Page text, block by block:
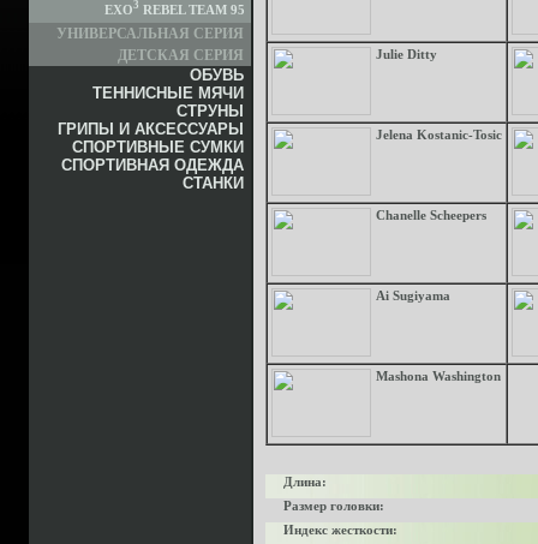
EXO3 REBEL TEAM 95
УНИВЕРСАЛЬНАЯ СЕРИЯ
ДЕТСКАЯ СЕРИЯ
ОБУВЬ
ТЕННИСНЫЕ МЯЧИ
СТРУНЫ
ГРИПЫ И АКСЕССУАРЫ
СПОРТИВНЫЕ СУМКИ
СПОРТИВНАЯ ОДЕЖДА
СТАНКИ
Julie Ditty
Jelena Kostanic-Tosic
Chanelle Scheepers
Ai Sugiyama
Mashona Washington
Длина:
Размер головки:
Индекс жесткости: